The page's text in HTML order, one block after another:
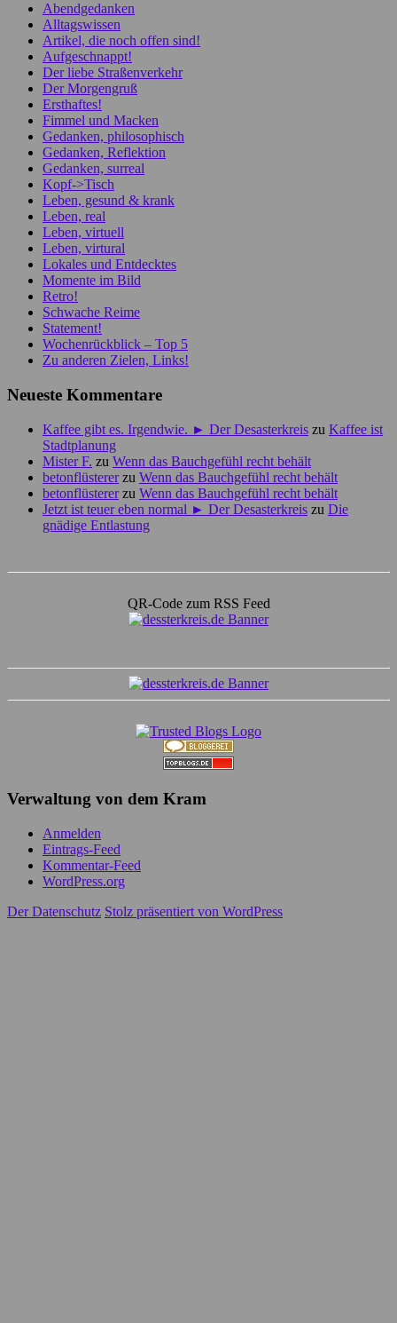
Abendgedanken
Alltagswissen
Artikel, die noch offen sind!
Aufgeschnappt!
Der liebe Straßenverkehr
Der Morgengruß
Ersthaftes!
Fimmel und Macken
Gedanken, philosophisch
Gedanken, Reflektion
Gedanken, surreal
Kopf->Tisch
Leben, gesund & krank
Leben, real
Leben, virtuell
Leben, virtural
Lokales und Entdecktes
Momente im Bild
Retro!
Schwache Reime
Statement!
Wochenrückblick – Top 5
Zu anderen Zielen, Links!
Neueste Kommentare
Kaffee gibt es. Irgendwie. ► Der Desasterkreis zu Kaffee ist
Stadtplanung
Mister F. zu Wenn das Bauchgefühl recht behält
betonflüstererzu Wenn das Bauchgefühl recht behält
betonflüstererzu Wenn das Bauchgefühl recht behält
Jetzt ist teuer eben normal ► Der Desasterkreis zu Die
gnädige Entlastung
QR-Code zum RSS Feed
Verwaltung von dem Kram
Anmelden
Eintrags-Feed
Kommentar-Feed
WordPress.org
Der Datenschutz Stolz präsentiert von WordPress